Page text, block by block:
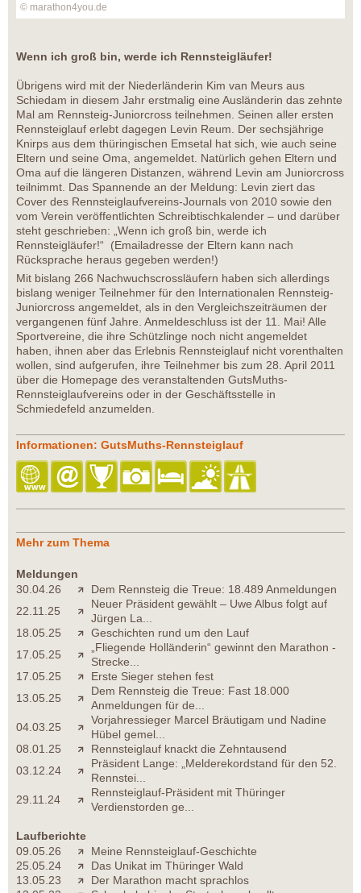
© marathon4you.de
Wenn ich groß bin, werde ich Rennsteigläufer!
Übrigens wird mit der Niederländerin Kim van Meurs aus
Schiedam in diesem Jahr erstmalig eine Ausländerin das zehnte
Mal am Rennsteig-Juniorcross teilnehmen. Seinen aller ersten
Rennsteiglauf erlebt dagegen Levin Reum. Der sechsjährige
Knirps aus dem thüringischen Emsetal hat sich, wie auch seine
Eltern und seine Oma, angemeldet. Natürlich gehen Eltern und
Oma auf die längeren Distanzen, während Levin am Juniorcross
teilnimmt. Das Spannende an der Meldung: Levin ziert das
Cover des Rennsteiglaufvereins-Journals von 2010 sowie den
vom Verein veröffentlichten Schreibtischkalender – und darüber
steht geschrieben: „Wenn ich groß bin, werde ich
Rennsteigläufer!“ (Emailadresse der Eltern kann nach
Rücksprache heraus gegeben werden!)
Mit bislang 266 Nachwuchscrossläufern haben sich allerdings
bislang weniger Teilnehmer für den Internationalen Rennsteig-
Juniorcross angemeldet, als in den Vergleichszeiträumen der
vergangenen fünf Jahre. Anmeldeschluss ist der 11. Mai! Alle
Sportvereine, die ihre Schützlinge noch nicht angemeldet
haben, ihnen aber das Erlebnis Rennsteiglauf nicht vorenthalten
wollen, sind aufgerufen, ihre Teilnehmer bis zum 28. April 2011
über die Homepage des veranstaltenden GutsMuths-
Rennsteiglaufvereins oder in der Geschäftsstelle in
Schmiedefeld anzumelden.
Informationen: GutsMuths-Rennsteiglauf
Mehr zum Thema
Meldungen
30.04.26
Dem Rennsteig die Treue: 18.489 Anmeldungen
22.11.25
Neuer Präsident gewählt – Uwe Albus folgt auf
Jürgen La...
18.05.25
Geschichten rund um den Lauf
17.05.25
„Fliegende Holländerin“ gewinnt den Marathon -
Strecke...
17.05.25
Erste Sieger stehen fest
13.05.25
Dem Rennsteig die Treue: Fast 18.000
Anmeldungen für de...
04.03.25
Vorjahressieger Marcel Bräutigam und Nadine
Hübel gemel...
08.01.25
Rennsteiglauf knackt die Zehntausend
03.12.24
Präsident Lange: „Melderekordstand für den 52.
Rennstei...
29.11.24
Rennsteiglauf-Präsident mit Thüringer
Verdienstorden ge...
Laufberichte
09.05.26
Meine Rennsteiglauf-Geschichte
25.05.24
Das Unikat im Thüringer Wald
13.05.23
Der Marathon macht sprachlos